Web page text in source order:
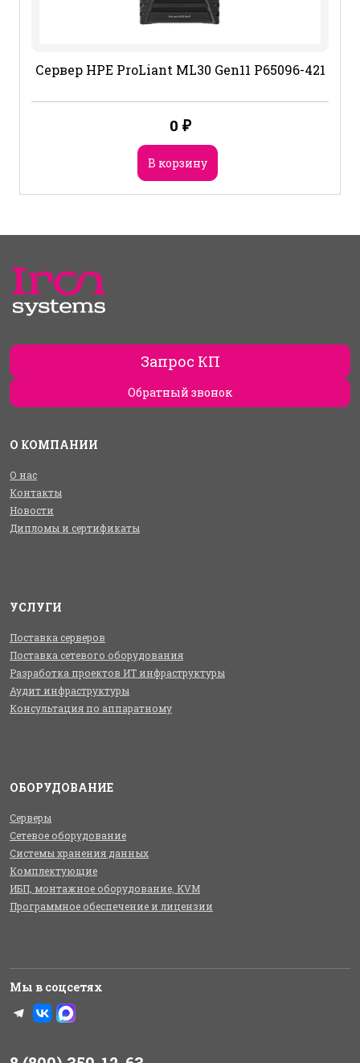
Сервер HPE ProLiant ML30 Gen11 P65096-421
0 ₽
В корзину
Запрос КП
Обратный звонок
О КОМПАНИИ
О нас
Контакты
Новости
Дипломы и сертификаты
УСЛУГИ
Поставка серверов
Поставка сетевого оборудования
Разработка проектов ИТ инфраструктуры
Аудит инфраструктуры
Консультация по аппаратному
ОБОРУДОВАНИЕ
Серверы
Сетевое оборудование
Системы хранения данных
Комплектующие
ИБП, монтажное оборудование, KVM
Программное обеспечение и лицензии
Мы в соцсетях